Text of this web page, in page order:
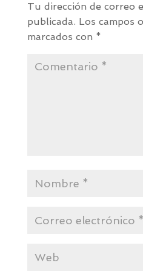
Tu dirección de correo
publicada. Los campos
marcados con *